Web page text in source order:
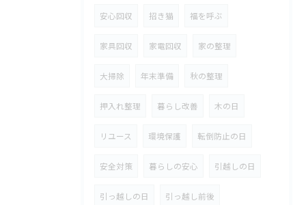
安心回収 招き猫 福を呼ぶ
家具回収 家電回収 家の整理
大掃除 年末準備 秋の整理
押入れ整理 暮らし改善 木の日
リユース 環境保護 転倒防止の日
安全対策 暮らしの安心 引越しの日
引っ越しの日 引っ越し前後